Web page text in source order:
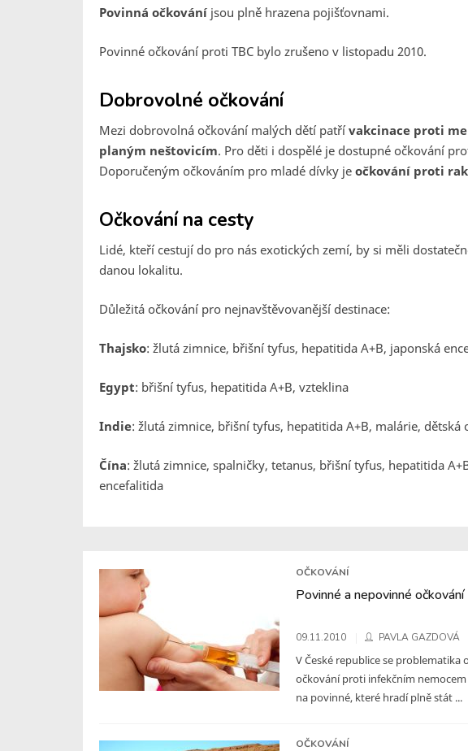
Povinná očkování jsou plně hrazena pojišťovnami.
Povinné očkování proti TBC bylo zrušeno v listopadu 2010.
Dobrovolné očkování
Mezi dobrovolná očkování malých dětí patří vakcinace proti
planým neštovicím. Pro děti i dospělé je dostupné očkování
Doporučeným očkováním pro mladé dívky je očkování proti
Očkování na cesty
Lidé, kteří cestují do pro nás exotických zemí, by si měli
danou lokalitu.
Důležitá očkování pro nejnavštěvovanější destinace:
Thajsko: žlutá zimnice, břišní tyfus, hepatitida A+B, japonská
Egypt: břišní tyfus, hepatitida A+B, vzteklina
Indie: žlutá zimnice, břišní tyfus, hepatitida A+B, malárie, dětská
Čína: žlutá zimnice, spalničky, tetanus, břišní tyfus, hepatitida
encefalitida
OČKOVÁNÍ
Povinné a nepovinné očkování
09.11.2010 PAVLA GAZDOVÁ
V České republice se problematika
očkování proti infekčním nemocem
na povinné, které hradí plně stát ...
OČKOVÁNÍ